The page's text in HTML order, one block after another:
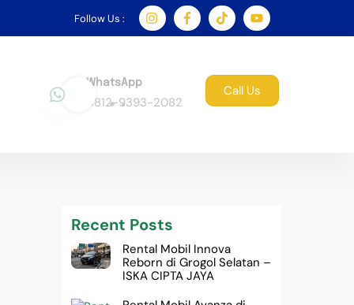
Follow Us :
WhatsApp
0812-9393-2082
Call Us
Recent Posts
Rental Mobil Innova
Reborn di Grogol Selatan –
ISKA CIPTA JAYA